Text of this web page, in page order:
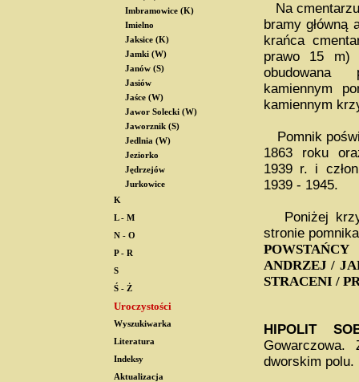
Imbramowice (K)
Imielno
Jaksice (K)
Jamki (W)
Janów (S)
Jasiów
Jaśce (W)
Jawor Solecki (W)
Jaworznik (S)
Jedlnia (W)
Jeziorko
Jędrzejów
Jurkowice
K
L - M
N - O
P - R
S
Ś - Ż
Uroczystości
Wyszukiwarka
Literatura
Indeksy
Aktualizacja
Na
bramy główną
krańca
prawo 15 m)
kamiennym
kamiennym
Pomnik
1863 roku
1939 r. i
1939 - 1945.
Poniżej
stronie
ANDRZEJ /
STRACENI /
HIPOLIT
dworskim polu.